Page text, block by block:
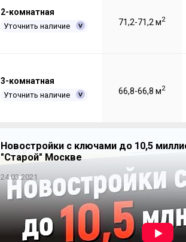
2-комнатная
Уточнить наличие 71,2-71,2 м2
3-комнатная
Уточнить наличие 66,8-66,8 м2
Новостройки с ключами до 10,5
"Старой" Москве
24.03.2021